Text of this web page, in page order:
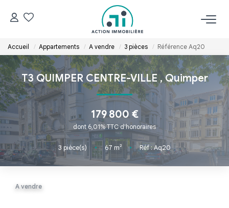
ACCUEIL
NOS BIENS
Acheter
Louer
ESTIMER
Accueil Appartements A vendre 3 pièces Référence Aq20
T3 QUIMPER CENTRE-VILLE,Quimper
179 800 €
dont 6,01% TTC d'honoraires
3 pièce(s) • 67 m² • Réf : Aq20
A vendre